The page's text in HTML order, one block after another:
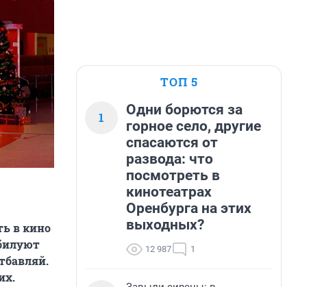
в кино
ТОП 5
1
Одни борются за
горное село, другие
спасаются от
развода: что
посмотреть в
кинотеатрах
Оренбурга на этих
выходных?
12 987 1